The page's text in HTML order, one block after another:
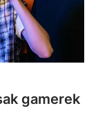
gamerek